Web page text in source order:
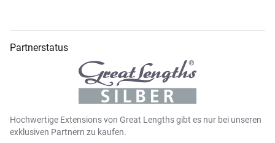
Partnerstatus
Hochwertige Extensions von Great Lengths gibt es nur bei unseren
exklusiven Partnern zu kaufen.